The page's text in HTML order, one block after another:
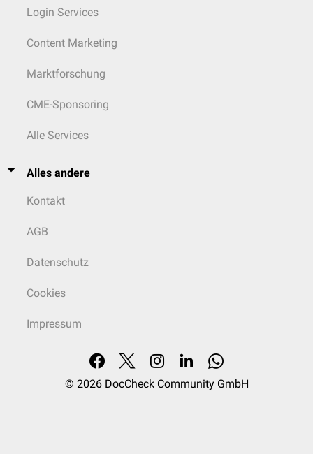
Login Services
Content Marketing
Marktforschung
CME-Sponsoring
Alle Services
Alles andere
Kontakt
AGB
Datenschutz
Cookies
Impressum
© 2026 DocCheck Community GmbH